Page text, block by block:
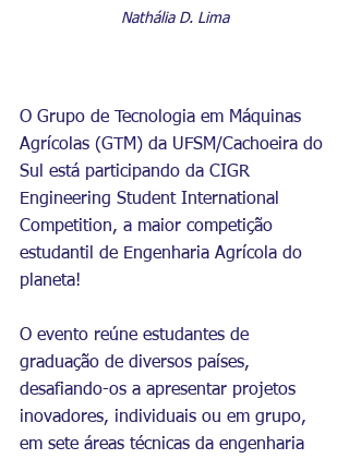
Nathália D. Lima
O Grupo de Tecnologia em Máquinas
Agrícolas (GTM) da UFSM/Cachoeira do
Sul está participando da CIGR
Engineering Student International
Competition, a maior competição
estudantil de Engenharia Agrícola do
planeta!
O evento reúne estudantes de
graduação de diversos países,
desafiando-os a apresentar projetos
inovadores, individuais ou em grupo,
em sete áreas técnicas da engenharia